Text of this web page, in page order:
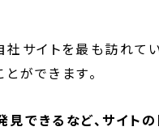
社サイトを最も訪れて
ができます。
できるなど、サイト